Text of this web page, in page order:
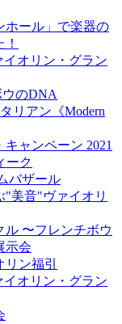
ホール」で楽器の
オリン・グラン
のDNA
リアン《Modern
ャンペーン 2021
ーク
バザール
"美音"ヴァイオリ
ル 〜フレンチボウ
示会
ン福引
オリン・グラン